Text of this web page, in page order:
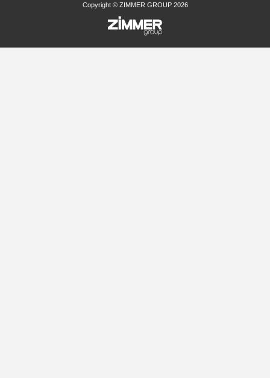
Copyright © ZIMMER GROUP 2026